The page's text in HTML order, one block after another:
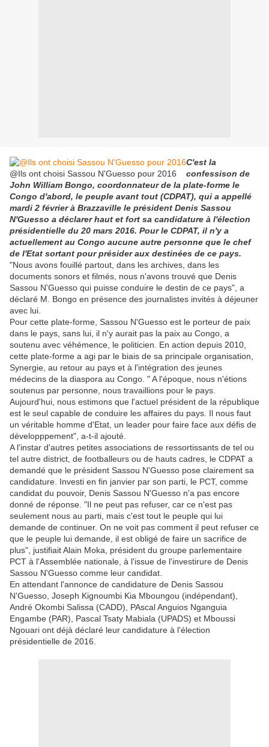
@Ils ont choisi Sassou N'Guesso pour 2016
C'est la
confessison de
John William Bongo, coordonnateur de la plate-forme le
Congo d'abord, le peuple avant tout (CDPAT), qui a appellé
mardi 2 février à Brazzaville le président Denis Sassou
N'Guesso a déclarer haut et fort sa candidature à l'élection
présidentielle du 20 mars 2016. Pour le CDPAT, il n'y a
actuellement au Congo aucune autre personne que le chef
de l'Etat sortant pour présider aux destinées de ce pays.
"Nous avons fouillé partout, dans les archives, dans les
documents sonors et filmés, nous n'avons trouvé que Denis
Sassou N'Guesso qui puisse conduire le destin de ce pays", a
déclaré M. Bongo en présence des journalistes invités à déjeuner
avec lui.
Pour cette plate-forme, Sassou N'Guesso est le porteur de paix
dans le pays, sans lui, il n'y aurait pas la paix au Congo, a
soutenu avec véhémence, le politicien. En action depuis 2010,
cette plate-forme a agi par le biais de sa principale organisation,
Synergie, au retour au pays et à l'intégration des jeunes
médecins de la diaspora au Congo. " A l'époque, nous n'étions
soutenus par personne, nous travaillions pour le pays.
Aujourd'hui, nous estimons que l'actuel président de la république
est le seul capable de conduire les affaires du pays. Il nous faut
un véritable homme d'Etat, un leader pour faire face aux défis de
développpement", a-t-il ajouté.
A l'instar d'autres petites associations de ressortissants de tel ou
tel autre district, de footballeurs ou de hauts cadres, le CDPAT a
demandé que le président Sassou N'Guesso pose clairement sa
candidature. Investi en fin janvier par son parti, le PCT, comme
candidat du pouvoir, Denis Sassou N'Guesso n'a pas encore
donné de réponse. "Il ne peut pas refuser, car ce n'est pas
seulement nous au parti, mais c'est tout le peuple qui lui
demande de continuer. On ne voit pas comment il peut refuser ce
que le peuple lui demande, il est obligé de faire un sacrifice de
plus", justifiait Alain Moka, président du groupe parlementaire
PCT à l'Assemblée nationale, à l'issue de l'investirure de Denis
Sassou N'Guesso comme leur candidat.
En attendant l'annonce de candidature de Denis Sassou
N'Guesso, Joseph Kignoumbi Kia Mboungou (indépendant),
André Okombi Salissa (CADD), PAscal Anguios Nganguia
Engambe (PAR), Pascal Tsaty Mabiala (UPADS) et Mboussi
Ngouari ont déjà déclaré leur candidature à l'élection
présidentielle de 2016.